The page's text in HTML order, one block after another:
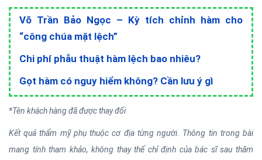
Võ Trần Bảo Ngọc – Kỳ tích chỉnh hàm cho
“công chúa mặt lệch”
Chi phí phẫu thuật hàm lệch bao nhiêu?
Gọt hàm có nguy hiểm không? Cần lưu ý gì
*Tên khách hàng đã được thay đổi
Kết quả thẩm mỹ phụ thuộc cơ địa từng người. Thông tin trong bài
mang tính tham khảo, không thay thế chỉ định của bác sĩ sau thăm